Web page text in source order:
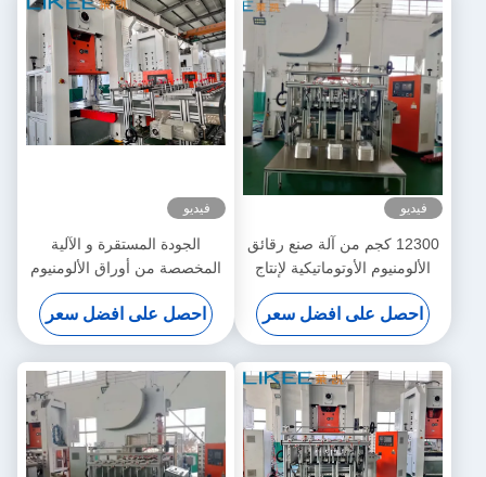
فيديو
12300 كجم من آلة صنع رقائق
الألومنيوم الأوتوماتيكية لإنتاج
دقيق ومتسق
احصل على افضل سعر
فيديو
الجودة المستقرة و الآلية
المخصصة من أوراق الألومنيوم
لحاويات الطعام
احصل على افضل سعر